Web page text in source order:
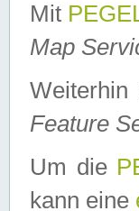
Mit
Map
Feature
Um die
kann eine